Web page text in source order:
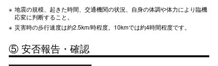
地震の規模、起きた時間、交通機関の状況、自身の体調や体力により臨機
応変に判断すること。
災害時の歩行速度は約2.5km/時程度。10kmでは約4時間程度です。
⑤ 安否報告・確認